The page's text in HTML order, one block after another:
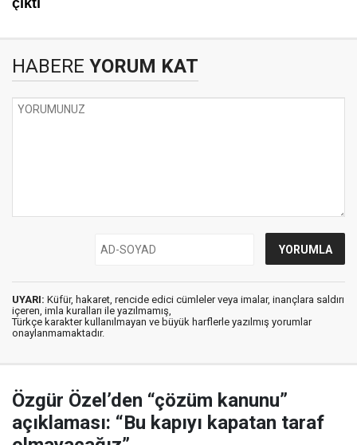
HABERE YORUM KAT
UYARI: Küfür, hakaret, rencide edici cümleler veya imalar, inançlara saldırı
içeren, imla kuralları ile yazılmamış,
Türkçe karakter kullanılmayan ve büyük harflerle yazılmış yorumlar
onaylanmamaktadır.
Özgür Özel’den “çözüm kanunu”
açıklaması: “Bu kapıyı kapatan taraf